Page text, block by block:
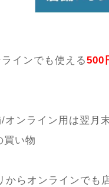
インでも使える500
/オンライン用は翌月
買い物
からオンラインでも